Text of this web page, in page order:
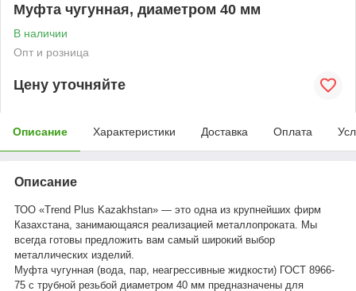
Муфта чугунная, диаметром 40 мм
В наличии
Опт и розница
Цену уточняйте
Описание Характеристики Доставка Оплата
Описание
ТОО «Trend Plus Kazakhstan» — это одна из крупнейших фирм
Казахстана, занимающаяся реализацией металлопроката. Мы
всегда готовы предложить вам самый широкий выбор
металлических изделий.
Муфта чугунная (вода, пар, неагрессивные жидкости) ГОСТ 8966-
75 с трубной резьбой диаметром 40 мм предназначены для